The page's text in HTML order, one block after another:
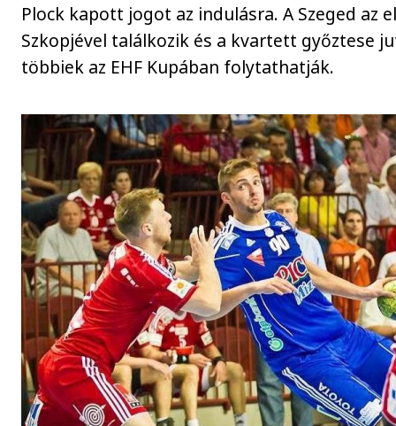
Plock kapott jogot az indulásra. A Szeged az
Szkopjével találkozik és a kvartett győztese
többiek az EHF Kupában folytathatják.